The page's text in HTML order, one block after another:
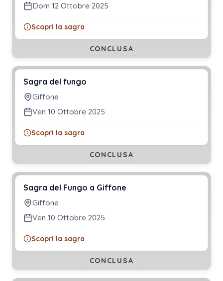
Dom 12 Ottobre 2025
Scopri la sagra
CONCLUSA
Sagra del fungo
Giffone
Ven 10 Ottobre 2025
Scopri la sagra
CONCLUSA
Sagra del Fungo a Giffone
Giffone
Ven 10 Ottobre 2025
Scopri la sagra
CONCLUSA